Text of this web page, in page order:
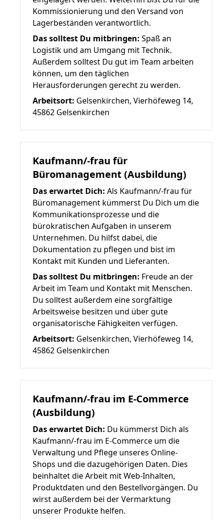
Kommissionierung und den Versand von
Lagerbeständen verantwortlich.
Das solltest Du mitbringen: Spaß an
Logistik und am Umgang mit Technik.
Außerdem solltest Du gut im Team arbeiten
können, um den täglichen
Herausforderungen gerecht zu werden.
Arbeitsort: Gelsenkirchen, Vierhöfeweg 14,
45862 Gelsenkirchen
Kaufmann/-frau für
Büromanagement (Ausbildung)
Das erwartet Dich: Als Kaufmann/-frau für
Büromanagement kümmerst Du Dich um die
Kommunikationsprozesse und die
bürokratischen Aufgaben in unserem
Unternehmen. Du hilfst dabei, die
Dokumentation zu pflegen und bist im
Kontakt mit Kunden und Lieferanten.
Das solltest Du mitbringen: Freude an der
Arbeit im Team und Kontakt mit Menschen.
Du solltest außerdem eine sorgfältige
Arbeitsweise besitzen und über gute
organisatorische Fähigkeiten verfügen.
Arbeitsort: Gelsenkirchen, Vierhöfeweg 14,
45862 Gelsenkirchen
Kaufmann/-frau im E-Commerce
(Ausbildung)
Das erwartet Dich: Du kümmerst Dich als
Kaufmann/-frau im E-Commerce um die
Verwaltung und Pflege unseres Online-
Shops und die dazugehörigen Daten. Dies
beinhaltet die Arbeit mit Web-Inhalten,
Produktdaten und den Bestellvorgängen. Du
wirst außerdem bei der Vermarktung
unserer Produkte helfen.